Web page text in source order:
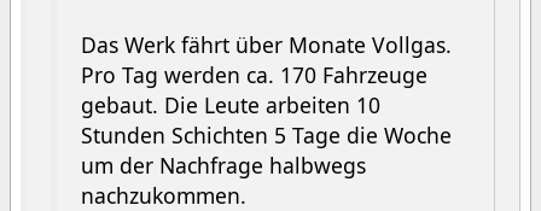
Das Werk fährt über Monate Vollgas.
Pro Tag werden ca. 170 Fahrzeuge
gebaut. Die Leute arbeiten 10
Stunden Schichten 5 Tage die Woche
um der Nachfrage halbwegs
nachzukommen.